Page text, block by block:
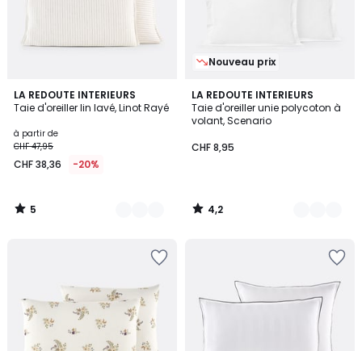
LA REDOUTE INTERIEURS
Taie d'oreiller lin lavé, Linot Rayé
à partir de
CHF 47,95
CHF 38,36 -20%
5
/
3
Couleurs
5
/
Nouveau prix
LA REDOUTE INTERIEURS
Taie d'oreiller unie polycoton à
volant, Scenario
CHF 8,95
4,2
/ 5
16
Couleurs
4,2
/